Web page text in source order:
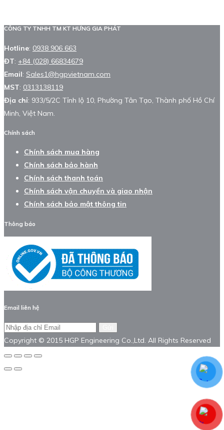
CÔNG TY TNHH TM KT HƯNG GIA PHÁT
Hotline: 0938 906 663
ĐT: +84 (028) 66834679
Email: Sales1@hgpvietnam.com
MST: 0313138119
Địa chỉ: 933/5/2C Tỉnh lộ 10, Phường Tân Tạo, Thành phố Hồ Chí
Minh, Việt Nam.
Chính sách
Chính sách mua hàng
Chính sách bảo hành
Chính sách thanh toán
Chính sách vận chuyển và giao nhận
Chính sách bảo mật thông tin
Thông báo
Email liên hệ
Copyright © 2015 HGP Engineering Co.,Ltd. All Rights Reserved